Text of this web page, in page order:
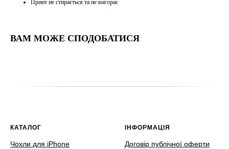
Принт не стирається та не вигорає
ВАМ МОЖЕ СПОДОБАТИСЯ
КАТАЛОГ
Чохли для iPhone
ІНФОРМАЦІЯ
Договір публічної оферти